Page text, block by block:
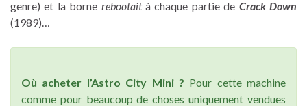
genre) et la borne rebootaità chaque partie de Crack Down
(1989)…
Où acheter l’Astro City Mini ? Pour cette machine
comme pour beaucoup de choses uniquement vendues